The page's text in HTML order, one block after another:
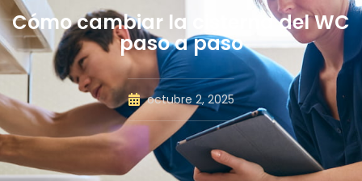
Cómo cambiar la cisterna del WC
paso a paso
octubre 2, 2025